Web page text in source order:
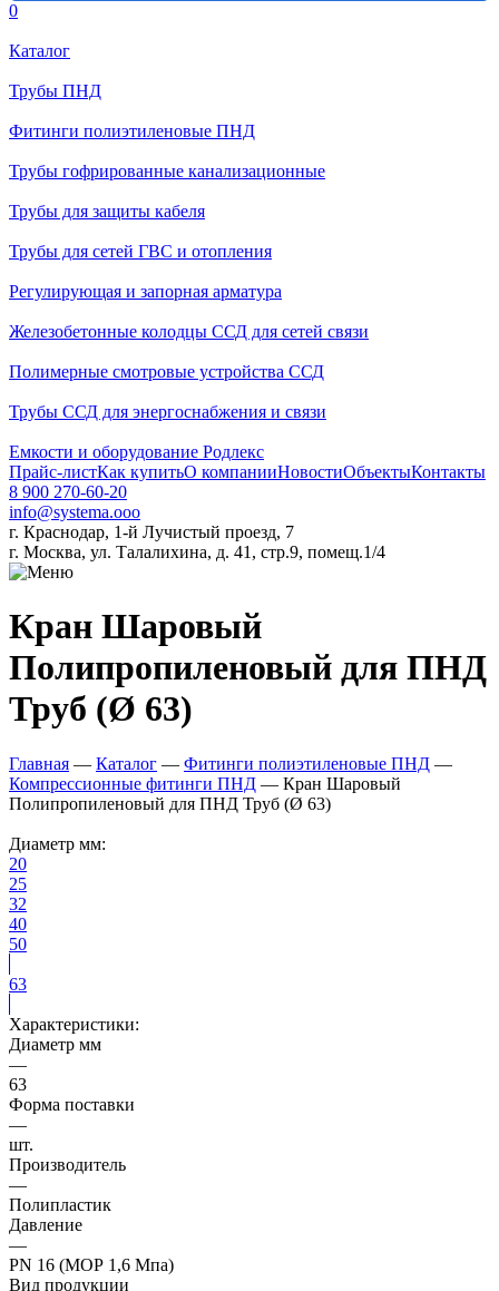
0
Каталог
Трубы ПНД
Фитинги полиэтиленовые ПНД
Трубы гофрированные канализационные
Трубы для защиты кабеля
Трубы для сетей ГВС и отопления
Регулирующая и запорная арматура
Железобетонные колодцы ССД для сетей связи
Полимерные смотровые устройства ССД
Трубы ССД для энергоснабжения и связи
Емкости и оборудование Родлекс
Прайс-листКак купитьО компанииНовостиОбъектыКонтакты
8 900 270-60-20
info@systema.ooo
г. Краснодар, 1-й Лучистый проезд, 7
г. Москва, ул. Талалихина, д. 41, стр.9, помещ.1/4
Кран Шаровый
Полипропиленовый для ПНД
Труб (Ø 63)
Главная — Каталог — Фитинги полиэтиленовые ПНД —
Компрессионные фитинги ПНД — Кран Шаровый
Полипропиленовый для ПНД Труб (Ø 63)
Диаметр мм:
20
25
32
40
50
63
Характеристики:
Диаметр мм
—
63
Форма поставки
—
шт.
Производитель
—
Полипластик
Давление
—
PN 16 (МОР 1,6 Мпа)
Вид продукции